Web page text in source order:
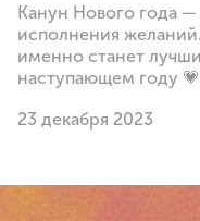
Канун Нового года
исполнения
именно станет
наступающем году 💗
23 декабря 2023